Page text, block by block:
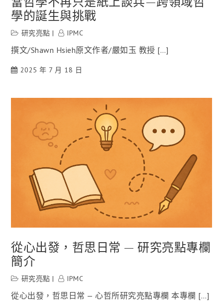
學的誕生與挑戰
研究亮點 IPMC
撰文/Shawn Hsieh原文作者/嚴如玉 教授 […]
2025 年 7 月 18 日
從心出發，哲思日常 — 研究亮點專欄
簡介
研究亮點 IPMC
從心出發，哲思日常 — 心哲所研究亮點專欄 本專欄 […]